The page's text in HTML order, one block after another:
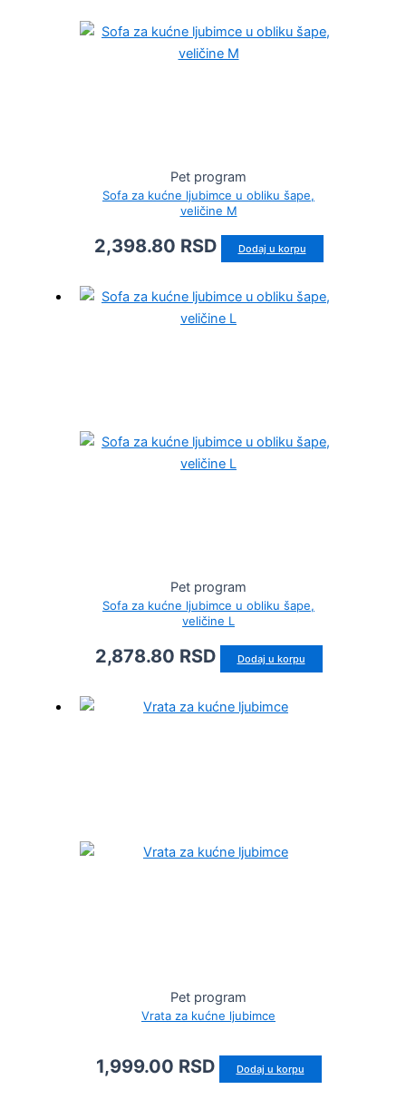
Pet program
Sofa za kućne ljubimce u obliku šape,
veličine M
2,398.80 RSD Dodaj u korpu
Pet program
Sofa za kućne ljubimce u obliku šape,
veličine L
2,878.80 RSD Dodaj u korpu
Pet program
Vrata za kućne ljubimce
1,999.00 RSD Dodaj u korpu